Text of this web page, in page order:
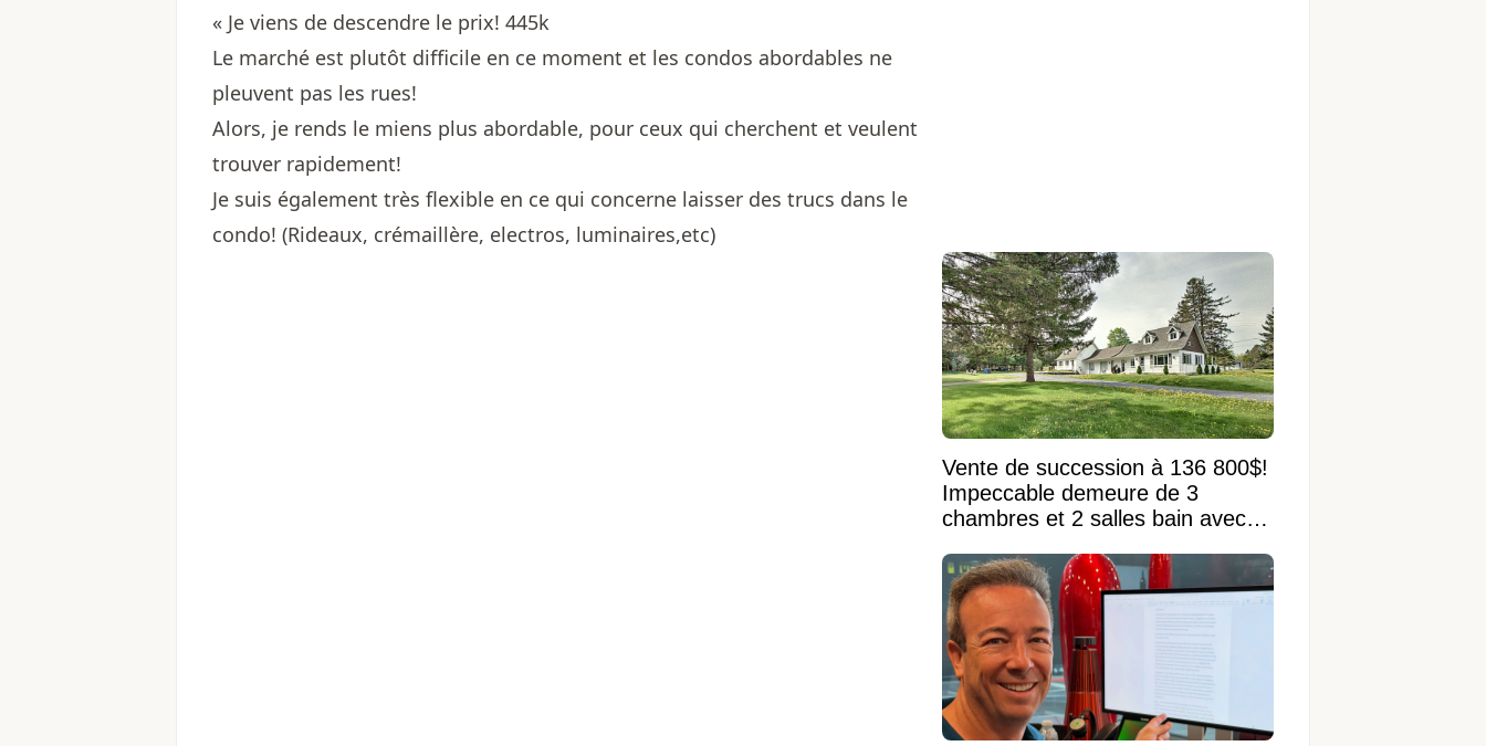
« Je viens de descendre le prix! 445k
Le marché est plutôt difficile en ce moment et les condos abordables ne
pleuvent pas les rues!
Alors, je rends le miens plus abordable, pour ceux qui cherchent et veulent
trouver rapidement!
Je suis également très flexible en ce qui concerne laisser des trucs dans le
condo! (Rideaux, crémaillère, electros, luminaires,etc)
Vente de succession à 136 800$!
Impeccable demeure de 3
chambres et 2 salles bain avec